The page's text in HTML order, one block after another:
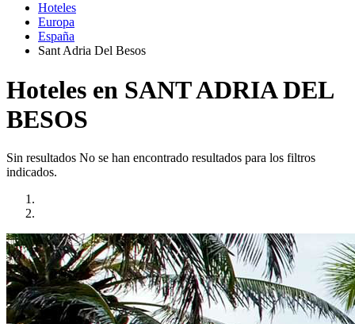
Hoteles
Europa
España
Sant Adria Del Besos
Hoteles en SANT ADRIA DEL
BESOS
Sin resultados No se han encontrado resultados para los filtros
indicados.